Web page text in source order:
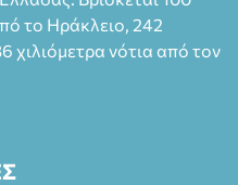
Οργάνωση: ΚΝΩΣΟΣ
το Ηράκλειο, 242
χιλιόμετρα νότια από τον